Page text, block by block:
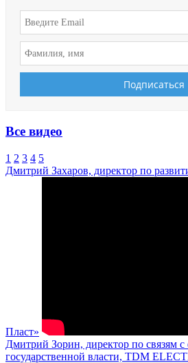
Все видео
1 2 3 4 5
Дмитрий Захаров, директор по
Пласт»
Дмитрий Зорин, директор по связям с
государственной власти, TDM